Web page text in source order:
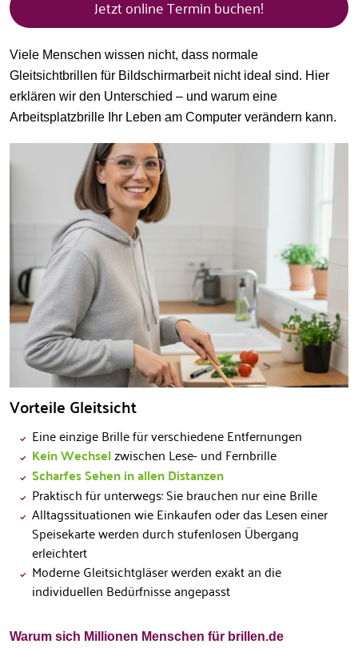
Jetzt online Termin buchen!
Viele Menschen wissen nicht, dass normale
Gleitsichtbrillen für Bildschirmarbeit nicht ideal sind. Hier
erklären wir den Unterschied – und warum eine
Arbeitsplatzbrille Ihr Leben am Computer verändern kann.
Vorteile Gleitsicht
Eine einzige Brille für verschiedene Entfernungen
Kein Wechselzwischen Lese- und Fernbrille
Scharfes Sehen in allen Distanzen
Praktisch für unterwegs: Sie brauchen nur eine Brille
Alltagssituationen wie Einkaufen oder das Lesen einer
Speisekarte werden durch stufenlosen Übergang
erleichtert
Moderne Gleitsichtgläser werden exakt an die
individuellen Bedürfnisse angepasst
Warum sich Millionen Menschen für brillen.de